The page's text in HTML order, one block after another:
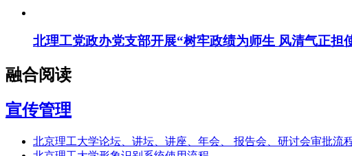
北理工党政办党支部开展“树牢政绩为师生 风清气正担
融合阅读
宣传管理
北京理工大学论坛、讲坛、讲座、年会、 报告会、研讨会审批流